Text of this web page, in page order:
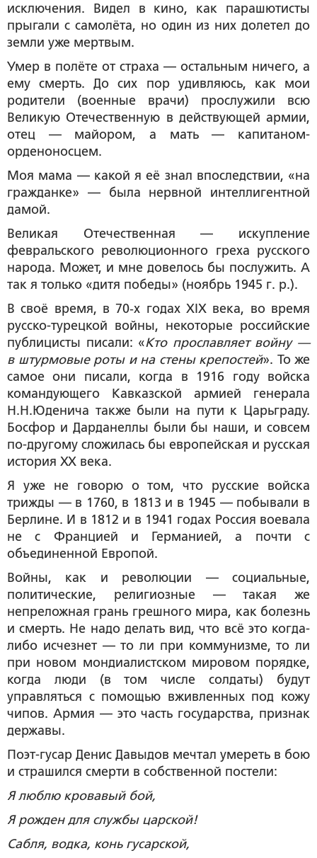
исключения. Видел в кино, как парашютисты
прыгали с самолёта, но один из них долетел до
земли уже мертвым.
Умер в полёте от страха — остальным ничего, а
ему смерть. До сих пор удивляюсь, как мои
родители (военные врачи) прослужили всю
Великую Отечественную в действующей армии,
отец — майором, а мать — капитаном-
орденоносцем.
Моя мама — какой я её знал впоследствии, «на
гражданке» — была нервной интеллигентной
дамой.
Великая Отечественная — искупление
февральского революционного греха русского
народа. Может, и мне довелось бы послужить. А
так я только «дитя победы» (ноябрь 1945 г. р.).
В своё время, в 70‑х годах ХIХ века, во время
русско-турецкой войны, некоторые российские
публицисты писали: «Кто прославляет войну —
в штурмовые роты и на стены крепостей». То же
самое они писали, когда в 1916 году войска
командующего Кавказской армией генерала
Н.Н.Юденича также были на пути к Царьграду.
Босфор и Дарданеллы были бы наши, и совсем
по-другому сложилась бы европейская и русская
история ХХ века.
Я уже не говорю о том, что русские войска
трижды — в 1760, в 1813 и в 1945 — побывали в
Берлине. И в 1812 и в 1941 годах Россия воевала
не с Францией и Германией, а почти с
объединенной Европой.
Войны, как и революции — социальные,
политические, религиозные — такая же
непреложная грань грешного мира, как болезнь
и смерть. Не надо делать вид, что всё это когда-
либо исчезнет — то ли при коммунизме, то ли
при новом мондиалистском мировом порядке,
когда люди (в том числе солдаты) будут
управляться с помощью вживленных под кожу
чипов. Армия — это часть государства, признак
державы.
Поэт-гусар Денис Давыдов мечтал умереть в бою
и страшился смерти в собственной постели:
Я люблю кровавый бой,
Я рожден для службы царской!
Сабля, водка, конь гусарской,